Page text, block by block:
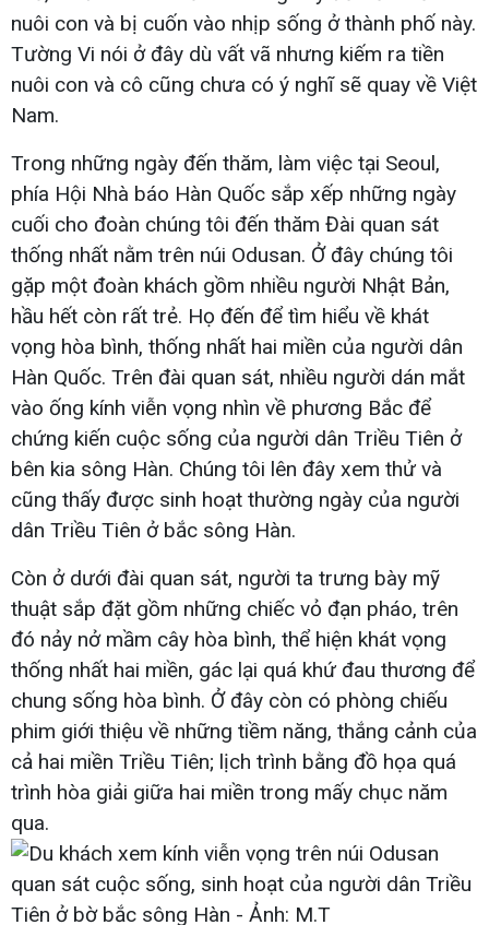
nuôi con và bị cuốn vào nhịp sống ở thành phố này.
Tường Vi nói ở đây dù vất vã nhưng kiếm ra tiền
nuôi con và cô cũng chưa có ý nghĩ sẽ quay về Việt
Nam.
Trong những ngày đến thăm, làm việc tại Seoul,
phía Hội Nhà báo Hàn Quốc sắp xếp những ngày
cuối cho đoàn chúng tôi đến thăm Đài quan sát
thống nhất nằm trên núi Odusan. Ở đây chúng tôi
gặp một đoàn khách gồm nhiều người Nhật Bản,
hầu hết còn rất trẻ. Họ đến để tìm hiểu về khát
vọng hòa bình, thống nhất hai miền của người dân
Hàn Quốc. Trên đài quan sát, nhiều người dán mắt
vào ống kính viễn vọng nhìn về phương Bắc để
chứng kiến cuộc sống của người dân Triều Tiên ở
bên kia sông Hàn. Chúng tôi lên đây xem thử và
cũng thấy được sinh hoạt thường ngày của người
dân Triều Tiên ở bắc sông Hàn.
Còn ở dưới đài quan sát, người ta trưng bày mỹ
thuật sắp đặt gồm những chiếc vỏ đạn pháo, trên
đó nảy nở mầm cây hòa bình, thể hiện khát vọng
thống nhất hai miền, gác lại quá khứ đau thương để
chung sống hòa bình. Ở đây còn có phòng chiếu
phim giới thiệu về những tiềm năng, thắng cảnh của
cả hai miền Triều Tiên; lịch trình bằng đồ họa quá
trình hòa giải giữa hai miền trong mấy chục năm
qua.